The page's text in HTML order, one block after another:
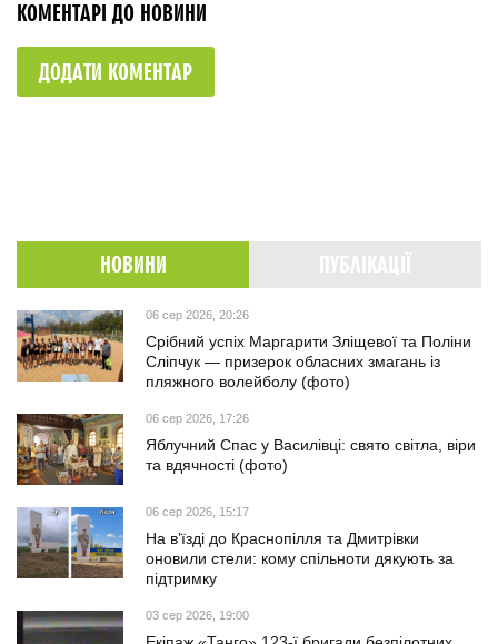
КОМЕНТАРІ ДО НОВИНИ
ДОДАТИ КОМЕНТАР
НОВИНИ
06 сер 2026, 20:26
Срібний успіх Маргарити Зліщевої та Поліни
Сліпчук — призерок обласних змагань із
пляжного волейболу (фото)
06 сер 2026, 17:26
Яблучний Спас у Василівці: свято світла, віри
та вдячності (фото)
06 сер 2026, 15:17
На в’їзді до Краснопілля та Дмитрівки
оновили стели: кому спільноти дякують за
підтримку
03 сер 2026, 19:00